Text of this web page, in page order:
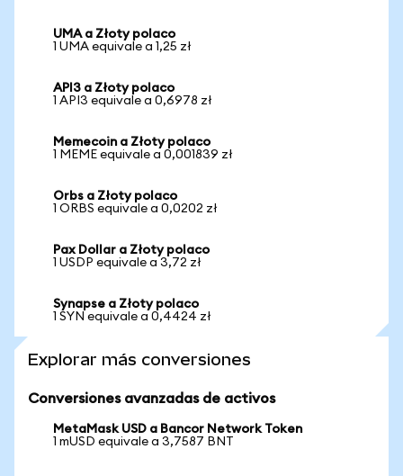
UMA a Złoty polaco
1 UMA equivale a 1,25 zł
API3 a Złoty polaco
1 API3 equivale a 0,6978 zł
Memecoin a Złoty polaco
1 MEME equivale a 0,001839 zł
Orbs a Złoty polaco
1 ORBS equivale a 0,0202 zł
Pax Dollar a Złoty polaco
1 USDP equivale a 3,72 zł
Synapse a Złoty polaco
1 SYN equivale a 0,4424 zł
Explorar más conversiones
Conversiones avanzadas de activos
MetaMask USD a Bancor Network Token
1 mUSD equivale a 3,7587 BNT